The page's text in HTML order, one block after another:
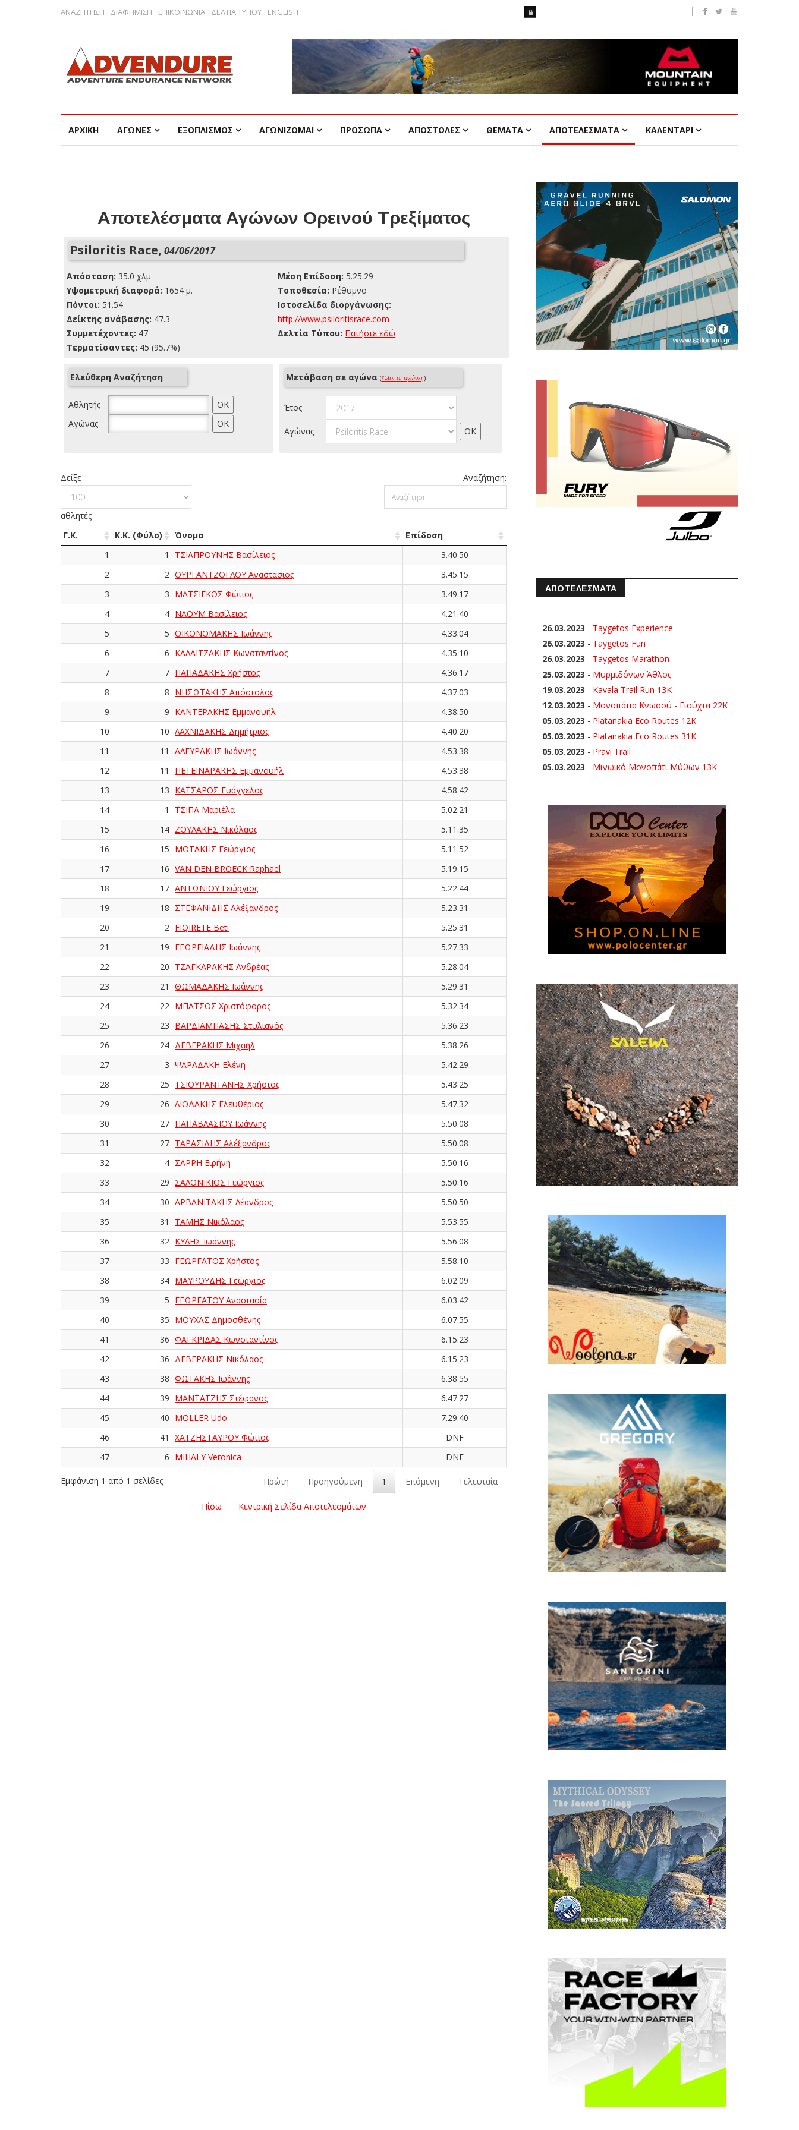
ΑΝΑΖΗΤΗΣΗ ΔΙΑΦΗΜΙΣΗ ΕΠΙΚΟΙΝΩΝΙΑ ΔΕΛΤΙΑ ΤΥΠΟΥ ENGLISH
ΑΡΧΙΚΗ ΑΓΩΝΕΣ ΕΞΟΠΛΙΣΜΟΣ ΑΓΩΝΙΖΟΜΑΙ ΠΡΟΣΩΠΑ ΑΠΟΣΤΟΛΕΣ ΘΕΜΑΤΑ ΑΠΟΤΕΛΕΣΜΑΤΑ ΚΑΛΕΝΤΑΡΙ
Αποτελέσματα Αγώνων Ορεινού Τρεξίματος
Psiloritis Race, 04/06/2017
Απόσταση: 35.0 χλμ
Yψομετρική διαφορά: 1654 μ.
Πόντοι: 51.54
Δείκτης ανάβασης: 47.3
Συμμετέχοντες: 47
Τερματίσαντες: 45 (95.7%)
Μέση Επίδοση: 5.25.29
Τοποθεσία: Ρέθυμνο
Ιστοσελίδα διοργάνωσης:
http://www.psiloritisrace.com
Δελτία Τύπου: Πατήστε εδώ
Ελεύθερη Αναζήτηση
Αθλητής
Αγώνας
Μετάβαση σε αγώνα (Όλοι οι αγώνες)
Έτος
Αγώνας
Δείξε
αθλητές
Αναζήτηση:
Γ.Κ. Κ.Κ. (Φύλο) Όνομα
Επίδοση
1
1 ΤΣΙΑΠΡΟΥΝΗΣ Βασίλειος
3.40.50
2
2 ΟΥΡΓΑΝΤΖΟΓΛΟΥ Αναστάσιος
3.45.15
3
3 ΜΑΤΣΙΓΚΟΣ Φώτιος
3.49.17
4
4 ΝΑΟΥΜ Βασίλειος
4.21.40
5
5 ΟΙΚΟΝΟΜΑΚΗΣ Ιωάννης
4.33.04
6
6 ΚΑΛΑΪΤΖΑΚΗΣ Κωνσταντίνος
4.35.10
7
7 ΠΑΠΑΔΑΚΗΣ Χρήστος
4.36.17
8
8 ΝΗΣΩΤΑΚΗΣ Απόστολος
4.37.03
9
9 ΚΑΝΤΕΡΑΚΗΣ Εμμανουήλ
4.38.50
10
10 ΛΑΧΝΙΔΑΚΗΣ Δημήτριος
4.40.20
11
11 ΑΛΕΥΡΑΚΗΣ Ιωάννης
4.53.38
12
11 ΠΕΤΕΙΝΑΡΑΚΗΣ Εμμανουήλ
4.53.38
13
13 ΚΑΤΣΑΡΟΣ Ευάγγελος
4.58.42
14
1 ΤΣΙΠΑ Μαριέλα
5.02.21
15
14 ΖΟΥΛΑΚΗΣ Νικόλαος
5.11.35
16
15 ΜΟΤΑΚΗΣ Γεώργιος
5.11.52
17
16 VAN DEN BROECK Raphael
5.19.15
18
17 ΑΝΤΩΝΙΟΥ Γεώργιος
5.22.44
19
18 ΣΤΕΦΑΝΙΔΗΣ Αλέξανδρος
5.23.31
20
2 FIQIRETE Beti
5.25.31
21
19 ΓΕΩΡΓΙΑΔΗΣ Ιωάννης
5.27.33
22
20 ΤΖΑΓΚΑΡΑΚΗΣ Ανδρέας
5.28.04
23
21 ΘΩΜΑΔΑΚΗΣ Ιωάννης
5.29.31
24
22 ΜΠΑΤΣΟΣ Χριστόφορος
5.32.34
25
23 ΒΑΡΔΙΑΜΠΑΣΗΣ Στυλιανός
5.36.23
26
24 ΔΕΒΕΡΑΚΗΣ Μιχαήλ
5.38.26
27
3 ΨΑΡΑΔΑΚΗ Ελένη
5.42.29
28
25 ΤΣΙΟΥΡΑΝΤΑΝΗΣ Χρήστος
5.43.25
29
26 ΛΙΟΔΑΚΗΣ Ελευθέριος
5.47.32
30
27 ΠΑΠΑΒΛΑΣΙΟΥ Ιωάννης
5.50.08
31
27 ΤΑΡΑΣΙΔΗΣ Αλέξανδρος
5.50.08
32
4 ΣΑΡΡΗ Ειρήνη
5.50.16
33
29 ΣΑΛΟΝΙΚΙΟΣ Γεώργιος
5.50.16
34
30 ΑΡΒΑΝΙΤΑΚΗΣ Λέανδρος
5.50.50
35
31 ΤΑΜΗΣ Νικόλαος
5.53.55
36
32 ΚΥΛΗΣ Ιωάννης
5.56.08
37
33 ΓΕΩΡΓΑΤΟΣ Χρήστος
5.58.10
38
34 ΜΑΥΡΟΥΔΗΣ Γεώργιος
6.02.09
39
5 ΓΕΩΡΓΑΤΟΥ Αναστασία
6.03.42
40
35 ΜΟΥΧΑΣ Δημοσθένης
6.07.55
41
36 ΦΑΓΚΡΙΔΑΣ Κωνσταντίνος
6.15.23
42
36 ΔΕΒΕΡΑΚΗΣ Νικόλαος
6.15.23
43
38 ΦΩΤΑΚΗΣ Ιωάννης
6.38.55
44
39 ΜΑΝΤΑΤΖΗΣ Στέφανος
6.47.27
45
40 MOLLER Udo
7.29.40
46
41 ΧΑΤΖΗΣΤΑΥΡΟΥ Φώτιος
DNF
47
6 MIHALY Veronica DNF
Εμφάνιση 1 από 1 σελίδες Πρώτη Προηγούμενη 1 Επόμενη Τελευταία
Πίσω Κεντρική Σελίδα Αποτελεσμάτων
ΑΠΟΤΕΛΕΣΜΑΤΑ
26.03.2023 - Taygetos Experience
26.03.2023 - Taygetos Fun
26.03.2023 - Taygetos Marathon
25.03.2023 - Μυρμιδόνων Άθλος
19.03.2023 - Kavala Trail Run 13K
12.03.2023 - Μονοπάτια Κνωσού - Γιούχτα 22Κ
05.03.2023 - Platanakia Eco Routes 12K
05.03.2023 - Platanakia Eco Routes 31K
05.03.2023 - Pravi Trail
05.03.2023 - Μινωικό Μονοπάτι Μύθων 13Κ